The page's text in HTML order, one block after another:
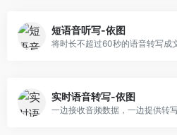
短语音听写-依图
将时长不超过60秒的语音转写成
实时语音转写-依图